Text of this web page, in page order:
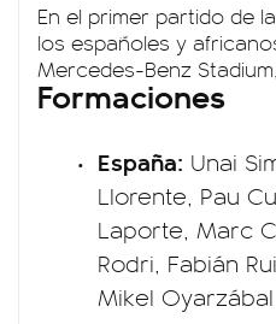
En el primer partido de
los españoles y
Mercedes-Benz
Formaciones
España: Unai
Llorente, Pau
Laporte, Marc
Rodri, Fabián
Mikel